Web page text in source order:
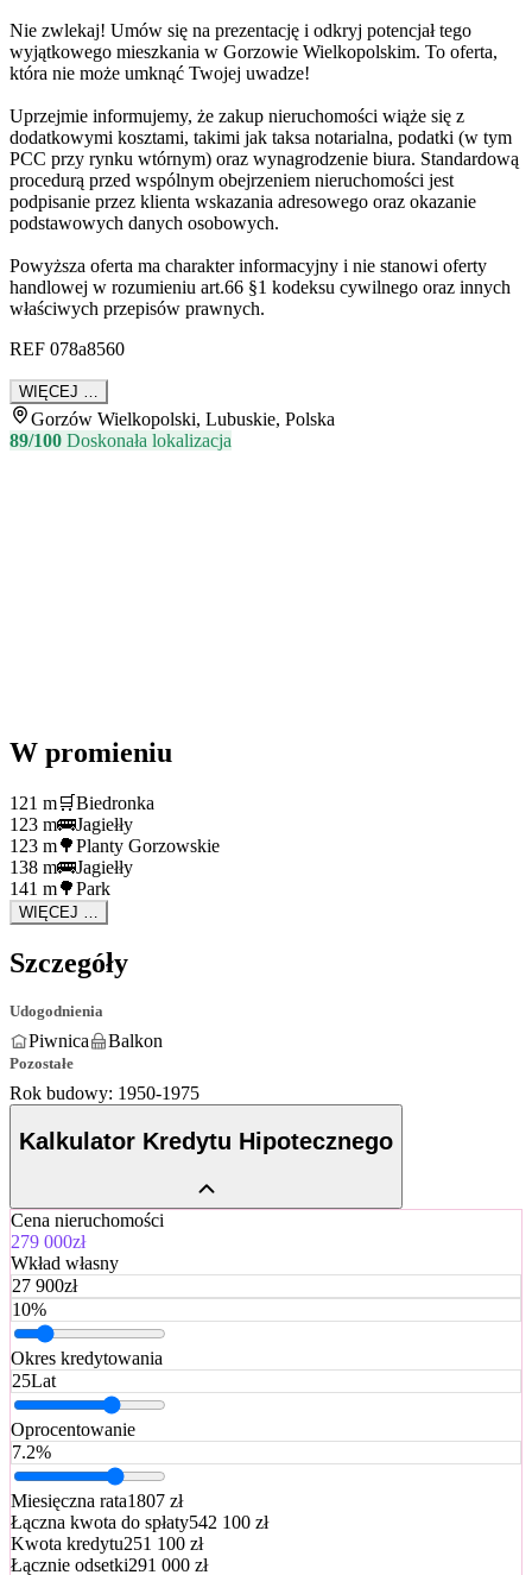
Nie zwlekaj! Umów się na prezentację i odkryj potencjał tego
wyjątkowego mieszkania w Gorzowie Wielkopolskim. To oferta,
która nie może umknąć Twojej uwadze!
Uprzejmie informujemy, że zakup nieruchomości wiąże się z
dodatkowymi kosztami, takimi jak taksa notarialna, podatki (w tym
PCC przy rynku wtórnym) oraz wynagrodzenie biura. Standardową
procedurą przed wspólnym obejrzeniem nieruchomości jest
podpisanie przez klienta wskazania adresowego oraz okazanie
podstawowych danych osobowych.
Powyższa oferta ma charakter informacyjny i nie stanowi oferty
handlowej w rozumieniu art.66 §1 kodeksu cywilnego oraz innych
właściwych przepisów prawnych.
REF 078a8560
WIĘCEJ …
Gorzów Wielkopolski, Lubuskie, Polska
89/100 Doskonała lokalizacja
W promieniu
121 m🛒Biedronka
123 m🚌Jagiełły
123 m🌳Planty Gorzowskie
138 m🚌Jagiełły
141 m🌳Park
WIĘCEJ …
Szczegóły
Udogodnienia
Piwnica Balkon
Pozostałe
Rok budowy: 1950-1975
Kalkulator Kredytu Hipotecznego
Cena nieruchomości
279 000zł
Wkład własny
27 900zł
10%
Okres kredytowania
25Lat
Oprocentowanie
7.2%
Miesięczna rata1807 zł
Łączna kwota do spłaty542 100 zł
Kwota kredytu251 100 zł
Łącznie odsetki291 000 zł